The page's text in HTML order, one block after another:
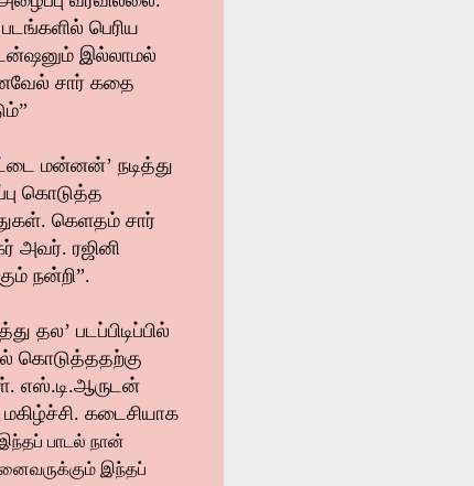
பெரிய
இல்லாமல்
சார் கதை
மன்னன்’ நடித்து
கொடுத்த
கெளதம் சார்
அவர். ரஜினி
நன்றி”.
தல’ படப்பிடிப்பில்
கொடுத்ததற்கு
எஸ்.டி.ஆருடன்
கடைசியாக
பாடல் நான்
இந்தப்